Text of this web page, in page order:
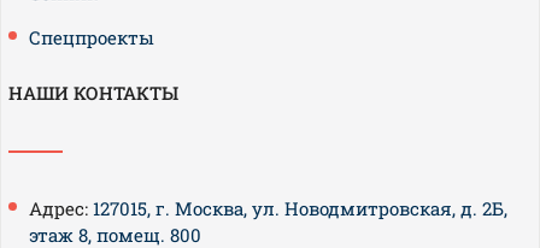
Спецпроекты
НАШИ КОНТАКТЫ
Адрес: 127015, г. Москва, ул. Новодмитровская, д. 2Б,
этаж 8, помещ. 800